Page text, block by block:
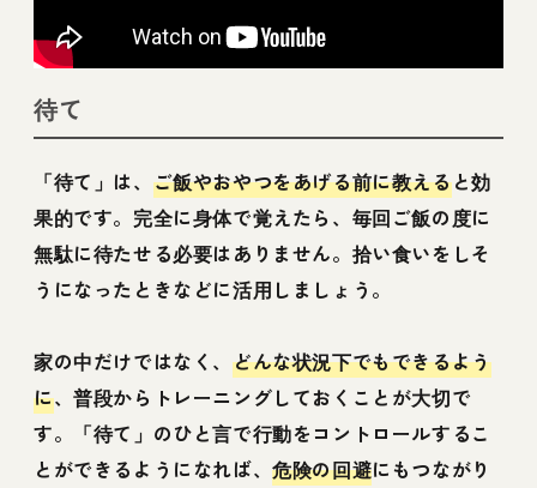
待て
「待て」は、 ご飯やおやつをあげる前に教えると効
果的です。完全に身体で覚えたら、毎回ご飯の度に
無駄に待たせる必要はありません。拾い食いをしそ
うになったときなどに活用しましょう。
家の中だけではなく、 どんな状況下でもできるよう
に、普段からトレーニングしておくことが大切で
す。「待て」のひと言で行動をコントロールするこ
とができるようになれば、危険の回避にもつながり